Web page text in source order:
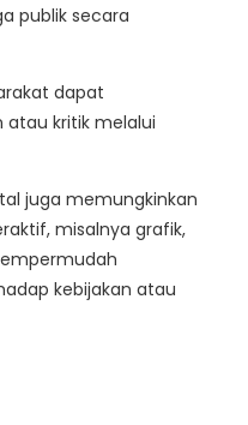
publik secara
dapat
kritik melalui
juga memungkinkan
misalnya grafik,
kebijakan atau